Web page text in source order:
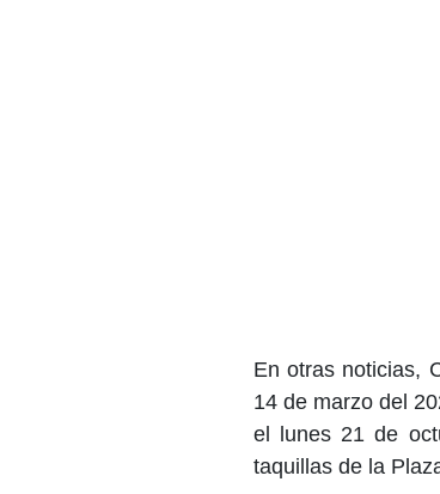
En otras noticias,
14 de marzo del
el lunes 21 de
taquillas de la